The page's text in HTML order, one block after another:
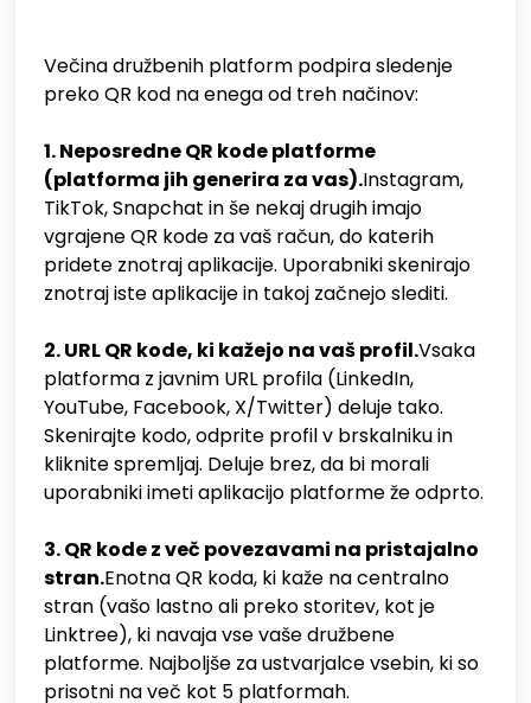
Večina družbenih platform podpira sledenje
preko QR kod na enega od treh načinov:
1. Neposredne QR kode platforme
(platforma jih generira za vas).Instagram,
TikTok, Snapchat in še nekaj drugih imajo
vgrajene QR kode za vaš račun, do katerih
pridete znotraj aplikacije. Uporabniki skenirajo
znotraj iste aplikacije in takoj začnejo slediti.
2. URL QR kode, ki kažejo na vaš profil.Vsaka
platforma z javnim URL profila (LinkedIn,
YouTube, Facebook, X/Twitter) deluje tako.
Skenirajte kodo, odprite profil v brskalniku in
kliknite spremljaj. Deluje brez, da bi morali
uporabniki imeti aplikacijo platforme že odprto.
3. QR kode z več povezavami na pristajalno
stran.Enotna QR koda, ki kaže na centralno
stran (vašo lastno ali preko storitev, kot je
Linktree), ki navaja vse vaše družbene
platforme. Najboljše za ustvarjalce vsebin, ki so
prisotni na več kot 5 platformah.